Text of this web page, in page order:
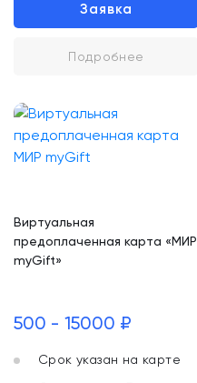
Заявка
Подробнее
Виртуальная
предоплаченная карта «МИР
myGift»
500 - 15000 ₽
Срок указан на карте